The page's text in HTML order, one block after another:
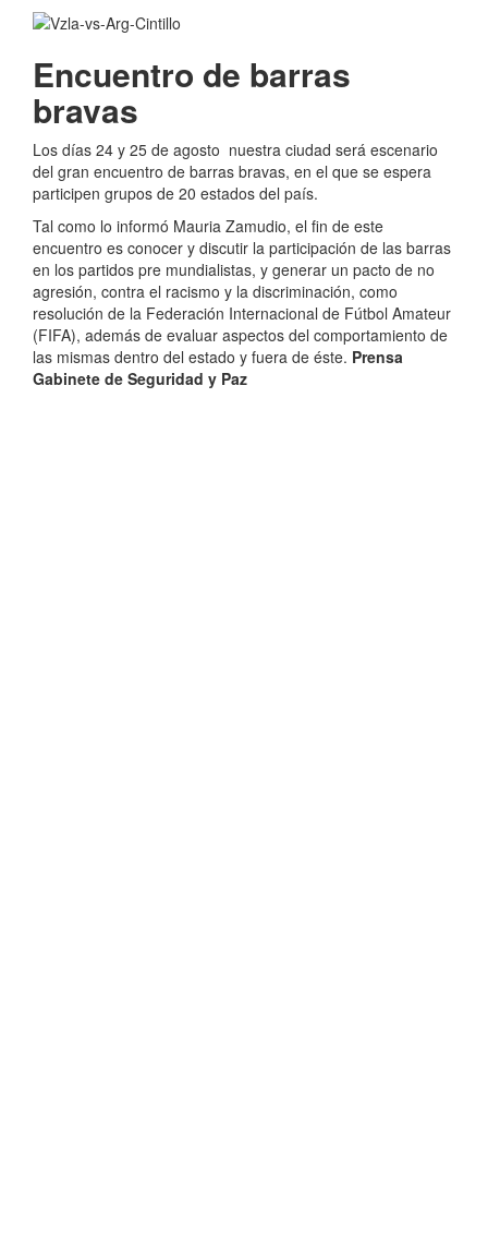
Encuentro de barras
bravas
Los días 24 y 25 de agosto nuestra ciudad será escenario
del gran encuentro de barras bravas, en el que se espera
participen grupos de 20 estados del país.
Tal como lo informó Mauria Zamudio, el fin de este
encuentro es conocer y discutir la participación de las barras
en los partidos pre mundialistas, y generar un pacto de no
agresión, contra el racismo y la discriminación, como
resolución de la Federación Internacional de Fútbol Amateur
(FIFA), además de evaluar aspectos del comportamiento de
las mismas dentro del estado y fuera de éste. Prensa
Gabinete de Seguridad y Paz